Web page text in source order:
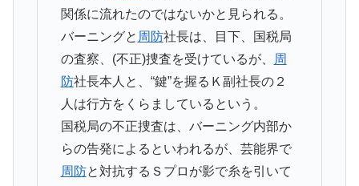
関係に流れたのではないかと見られる。
バーニングと 周防社長は、目下、国税局
の査察、(不正)捜査を受けているが、 周
防社長本人と、“鍵”を握るＫ副社長の２
人は行方をくらましているという。
国税局の不正捜査は、バーニング内部か
らの告発によるといわれるが、芸能界で
周防と対抗するＳプロが影で糸を引いて